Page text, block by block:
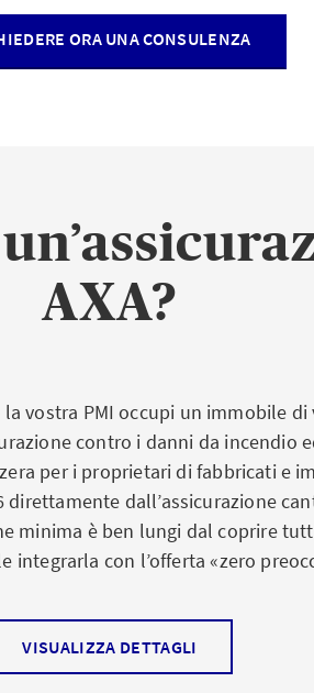
ORA UNA CONSULENZA
AXA?
vostra PMI occupi un immobile
contro i danni da incendio
per i proprietari di fabbricati e
direttamente dall’assicurazione
minima è ben lungi dal coprire
con l’offerta «zero
VISUALIZZA DETTAGLI